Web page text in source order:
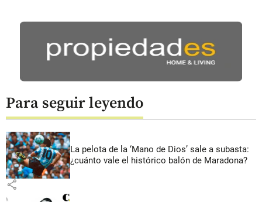
Para seguir leyendo
La pelota de la ‘Mano de Dios’ sale a subasta:
¿cuánto vale el histórico balón de Maradona?
share